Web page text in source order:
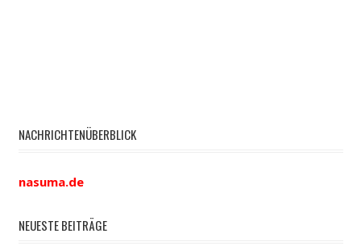
NACHRICHTENÜBERBLICK
nasuma.de
NEUESTE BEITRÄGE